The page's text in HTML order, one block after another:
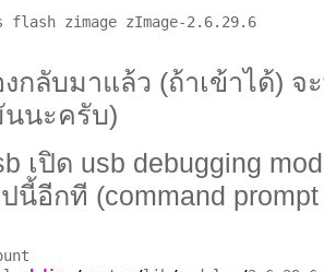
flash zimage zImage-2.6.29.6
งกลับมาแล้ว (ถ้าเข้าได้) จ
นนะครับ)
เปิด usb debugging
นี้อีกที (command